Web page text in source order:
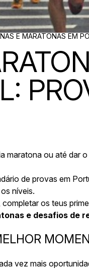
E MARATONAS EM
maratona ou até dar
de provas em
níveis.
os teus
e desafios de
vez mais